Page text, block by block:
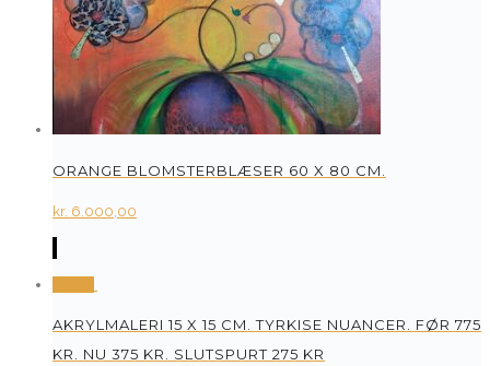
ORANGE BLOMSTERBLÆSER 60 X 80 CM.
kr. 6.000,00
AKRYLMALERI 15 X 15 CM. TYRKISE NUANCER. FØR 775
KR. NU 375 KR. SLUTSPURT 275 KR